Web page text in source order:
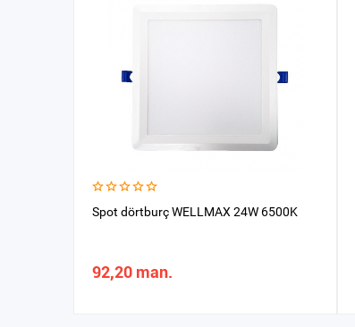
Spot dörtburç WELLMAX 24W 6500K
92,20 man.